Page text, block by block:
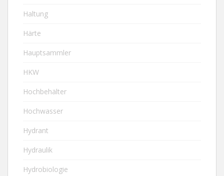
Haltung
Härte
Hauptsammler
HKW
Hochbehälter
Hochwasser
Hydrant
Hydraulik
Hydrobiologie